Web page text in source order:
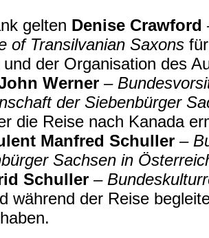
gelten Denise Crawford
of Transilvanian Saxons
und der Organisation des
Werner –
der Siebenbürger
die Reise nach Kanada
Manfred Schuller –
Sachsen in
Schuller –
während der Reise